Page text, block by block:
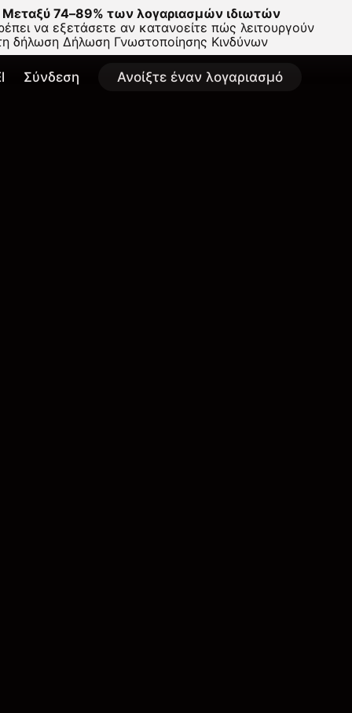
Μεταξύ 74–89% των λογαριασμών ιδιωτών
να εξετάσετε αν κατανοείτε πώς λειτουργούν
δήλωση Δήλωση Γνωστοποίησης Κινδύνων
Σύνδεση Ανοίξτε έναν λογαριασμό